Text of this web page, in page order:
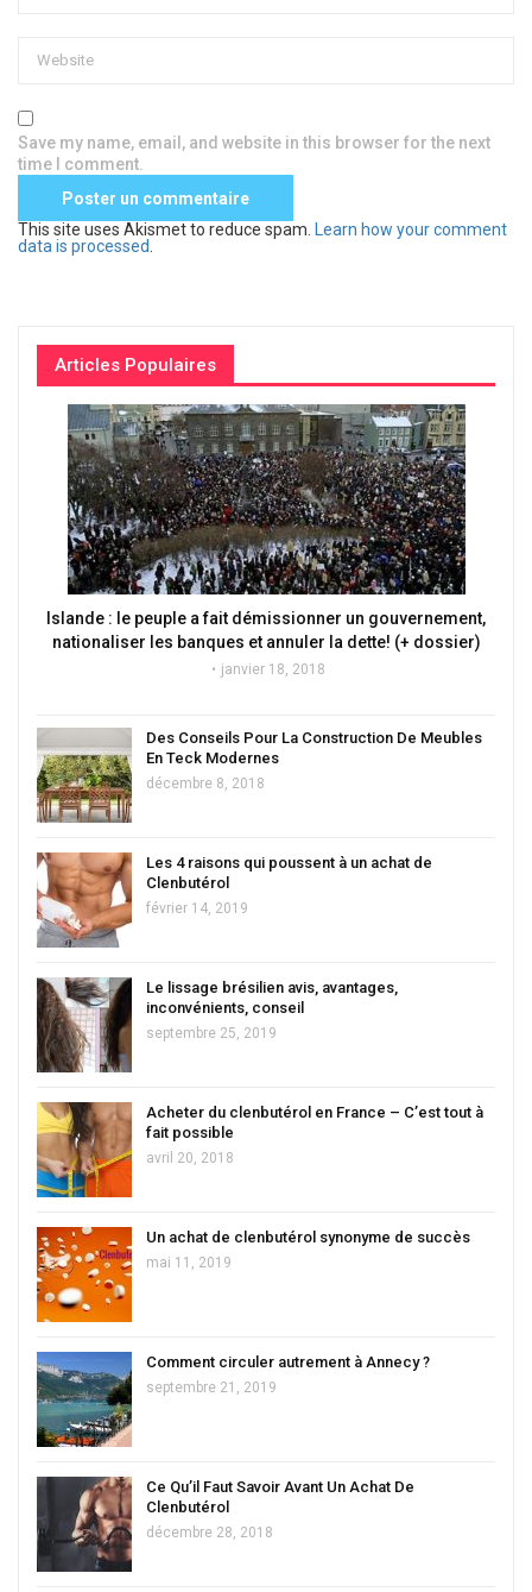
Save my name, email, and website in this browser for the next
time I comment.
This site uses Akismet to reduce spam.
Learn how your comment
data is processed
Articles Populaires
Islande : le peuple a fait démissionner un gouvernement,
nationaliser les banques et annuler la dette! (+ dossier)
janvier 18, 2018
Des Conseils Pour La Construction De Meubles
En Teck Modernes
décembre 8, 2018
Les 4 raisons qui poussent à un achat de
Clenbutérol
février 14, 2019
Le lissage brésilien avis, avantages,
inconvénients, conseil
septembre 25, 2019
Acheter du clenbutérol en France – C’est tout à
fait possible
avril 20, 2018
Un achat de clenbutérol synonyme de succès
mai 11, 2019
Comment circuler autrement à Annecy ?
septembre 21, 2019
Ce Qu’il Faut Savoir Avant Un Achat De
Clenbutérol
décembre 28, 2018